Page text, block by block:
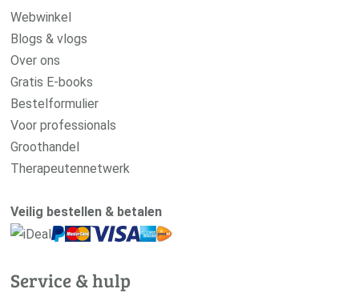
Webwinkel
Blogs & vlogs
Over ons
Gratis E-books
Bestelformulier
Voor professionals
Groothandel
Therapeutennetwerk
Veilig bestellen & betalen
Service & hulp